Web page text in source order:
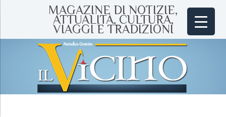
MAGAZINE DI NOTIZIE,
ATTUALITÀ, CULTURA,
VIAGGI E TRADIZIONI